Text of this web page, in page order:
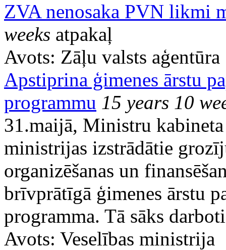
ZVA nenosaka PVN likmi
weeks atpakaļ
Avots: Zāļu valsts aģentūra
Apstiprina ģimenes ārstu
programmu 15 years 10
31.maijā, Ministru
ministrijas izstrādātie
organizēšanas un
brīvprātīgā ģimenes ārstu
programma. Tā sāks
Avots: Veselības ministrija